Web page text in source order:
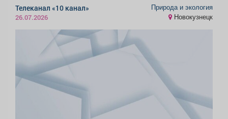
Телеканал «10 канал»
26.07.2026
Природа и экология
Новокузнецк